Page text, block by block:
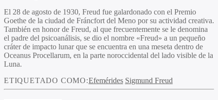
El 28 de agosto de 1930, Freud fue galardonado con el Premio
Goethe de la ciudad de Fráncfort del Meno por su actividad creativa.
También en honor de Freud, al que frecuentemente se le denomina
el padre del psicoanálisis, se dio el nombre «Freud» a un pequeño
cráter de impacto lunar que se encuentra en una meseta dentro de
Oceanus Procellarum, en la parte noroccidental del lado visible de la
Luna.
ETIQUETADO COMO:Efemérides Sigmund Freud